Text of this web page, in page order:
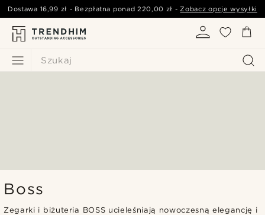
Szukaj
Dostawa 16,99 zł - Bezpłatna ponad220,00 zł -Zobacz opcje wysyłki
Boss
Zegarki i biżuteria BOSS ucieleśniają nowoczesną elegancję i